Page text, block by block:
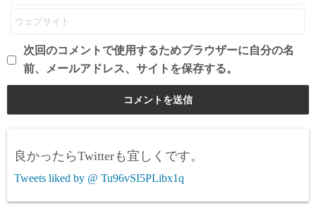
次回のコメントで使用するためブラウザーに自分の名
前、メールアドレス、サイトを保存する。
良かったらTwitterも宜しくです。
Tweets liked by @ Tu96vSI5PLibx1q